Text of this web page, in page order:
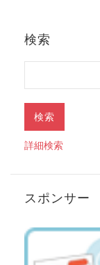
検索
詳細検索
スポンサー